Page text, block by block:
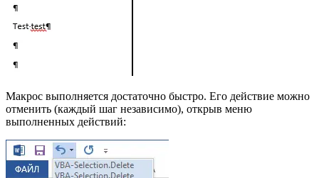
Макрос выполняется достаточно быстро. Его действие можно
отменить (каждый шаг независимо), открыв меню
выполненных действий: